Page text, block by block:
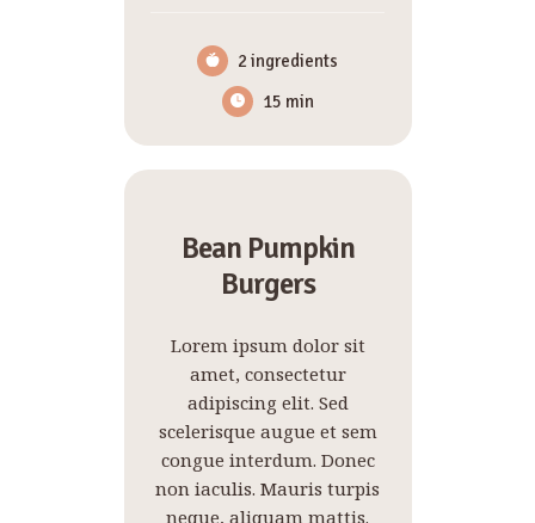
2 ingredients
15 min
Bean Pumpkin
Burgers
Lorem ipsum dolor sit
amet, consectetur
adipiscing elit. Sed
scelerisque augue et sem
congue interdum. Donec
non iaculis. Mauris turpis
neque, aliquam mattis.